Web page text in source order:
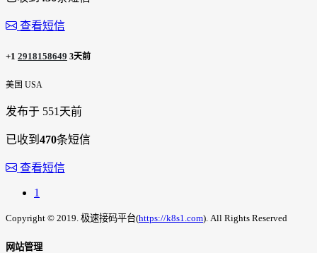
查看短信
+1 2918158649 3天前
美国 USA
发布于 551天前
已收到 470条短信
查看短信
1
Copyright © 2019. 极速接码平台(https://k8s1.com). All Rights Reserved
网站管理